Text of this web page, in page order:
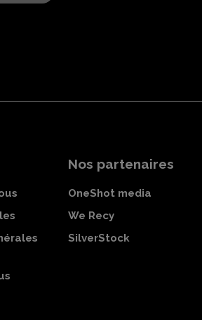
Nos partenaires
OneShot media
We Recy
SilverStock